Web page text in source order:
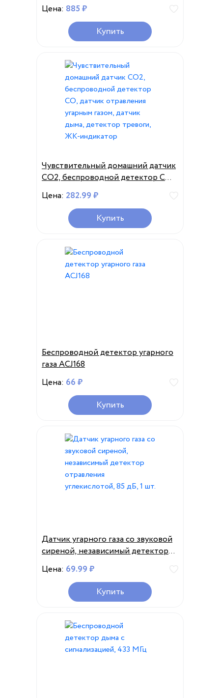
Цена: 885 ₽
Купить
Чувствительный домашний датчик
CO2, беспроводной детектор CO,
датчик отравления угарным газом,
датчик дыма, детектор тревоги,
ЖК-индикатор
Цена: 282.99 ₽
Купить
Беспроводной детектор угарного
газа ACJ168
Цена: 66 ₽
Купить
Датчик угарного газа со звуковой
сиреной, независимый детектор
отравления углекислотой, 85 дБ, 1
шт.
Цена: 69.99 ₽
Купить